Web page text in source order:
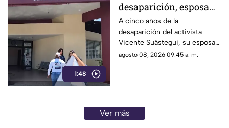
1:48
desaparición, esposa
de Vicente Suástegui
acude al Semefo en
Chilpancingo
A cinco años de la
desaparición del activista
Vicente Suástegui, su esposa
acudió al Semefo de
agosto 08, 2026 09:45 a. m.
Ver más